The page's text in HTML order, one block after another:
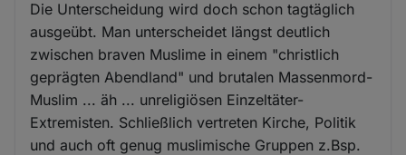
Die Unterscheidung wird doch schon tagtäglich
ausgeübt. Man unterscheidet längst deutlich
zwischen braven Muslime in einem "christlich
geprägten Abendland" und brutalen Massenmord-
Muslim ... äh ... unreligiösen Einzeltäter-
Extremisten. Schließlich vertreten Kirche, Politik
und auch oft genug muslimische Gruppen z.Bsp.